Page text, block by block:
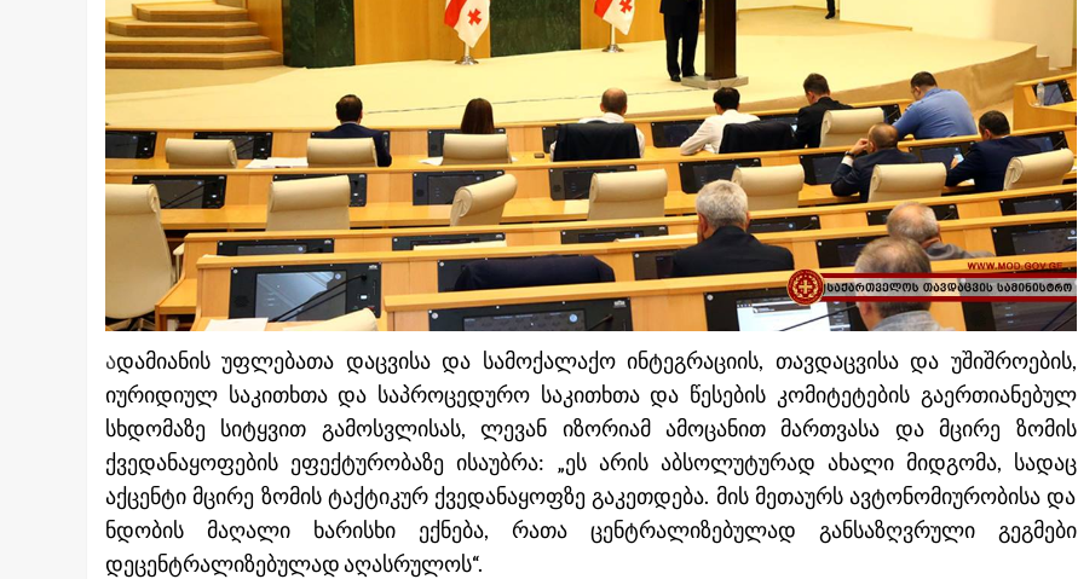
ადამიანის უფლებათა დაცვისა და სამოქალაქო ინტეგრაციის, თავდაცვისა და უშიშროების,
იურიდიულ საკითხთა და საპროცედურო საკითხთა და წესების კომიტეტების გაერთიანებულ
სხდომაზე სიტყვით გამოსვლისას, ლევან იზორიამ ამოცანით მართვასა და მცირე ზომის
ქვედანაყოფების ეფექტურობაზე ისაუბრა: „ეს არის აბსოლუტურად ახალი მიდგომა, სადაც
აქცენტი მცირე ზომის ტაქტიკურ ქვედანაყოფზე გაკეთდება. მის მეთაურს ავტონომიურობისა და
ნდობის მაღალი ხარისხი ექნება, რათა ცენტრალიზებულად განსაზღვრული გეგმები
დეცენტრალიზებულად აღასრულოს“.